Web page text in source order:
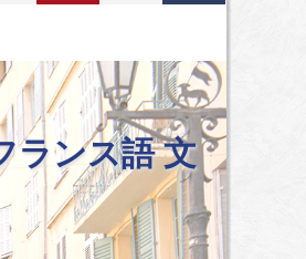
ランス語 文